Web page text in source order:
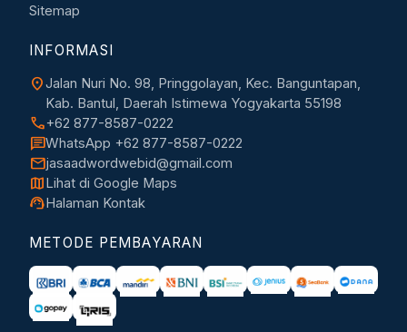
Sitemap
INFORMASI
location_onJalan Nuri No. 98, Pringgolayan, Kec. Banguntapan,
Kab. Bantul, Daerah Istimewa Yogyakarta 55198
call+62 877-8587-0222
chatWhatsApp +62 877-8587-0222
mailjasaadwordwebid@gmail.com
mapLihat di Google Maps
support_agentHalaman Kontak
METODE PEMBAYARAN